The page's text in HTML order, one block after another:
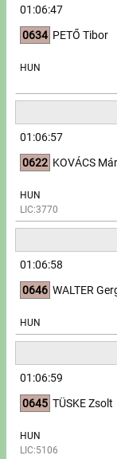
01:06:47
0634 PETŐ Tibor
HUN
01:06:57
0622 KOVÁCS
HUN
LIC:3770
01:06:58
0646 WALTER
HUN
01:06:59
0645 TÜSKE Zsolt
HUN
LIC:5106